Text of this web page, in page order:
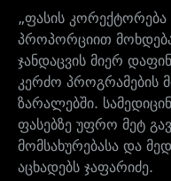
„ფასის
პროპორციით
ჯანდაცვის მიერ
კერძო პროგრამების
ზარალებში.
ფასებზე უფრო მეტ
მომსახურებასა და
აცხადებს ჯაფარიძე.